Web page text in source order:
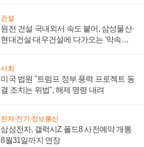
건설
원전 건설 국내외서 속도 붙어, 삼성물산·
현대건설·대우건설에 다가오는 '약속의
사회
미국 법원 "트럼프 정부 풍력 프로젝트 동
결 조치는 위법", 해제 명령 내려
전자·전기·정보통신
삼성전자, 갤럭시Z 폴드8 사전예약 개통
8월31일까지 연장